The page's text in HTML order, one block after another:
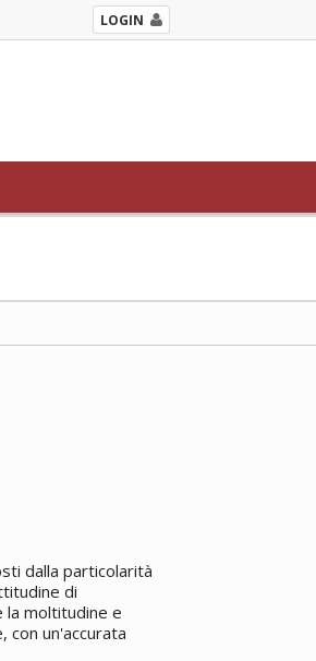
LOGIN
dalla particolarità
di
la moltitudine e
con un'accurata